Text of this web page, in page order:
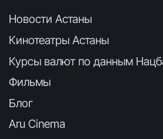
Новости Астаны
Кинотеатры Астаны
Курсы валют по данным
Фильмы
Блог
Aru Cinema